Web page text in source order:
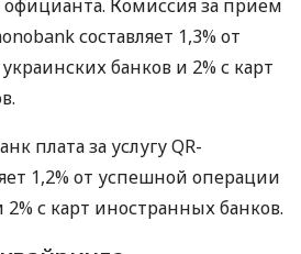
официанта. Комиссия за прием
составляет 1,3% от
банков и 2% с карт
плата за услугу QR-
1,2% от успешной операции
2% с карт иностранных банков.